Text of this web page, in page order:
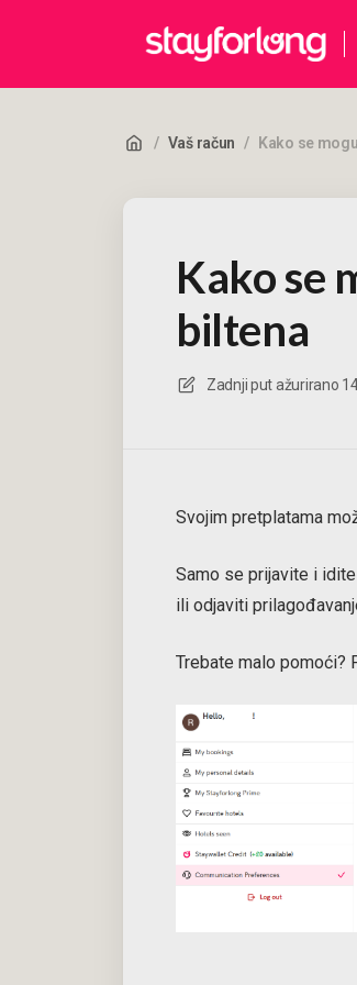
/ Vaš račun / Kako se
Kako se
biltena
Zadnji put ažurirano
Svojim pretplatama
Samo se prijavite i
ili odjaviti
Trebate malo pomoći?